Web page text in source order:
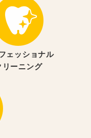
ェッショナル
リーニング